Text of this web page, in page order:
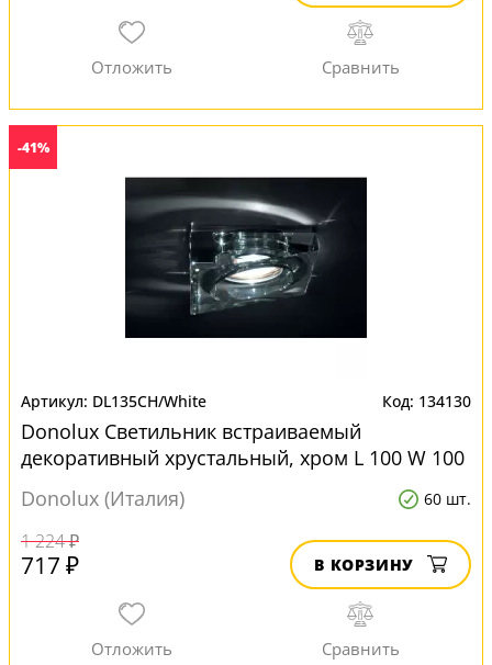
-41%
DL135CH/White 134130
Donolux Светильник встраиваемый
декоративный хрустальный, хром L 100 W 100
H 80 мм, галог. лампа MR1 для натяжных
потолков
Donolux (Италия) 60 шт.
1 224 ₽
717 ₽ В КОРЗИНУ